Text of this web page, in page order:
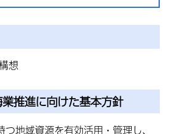
想
推進に向けた基本方針
つ地域資源を有効活用・管理し、